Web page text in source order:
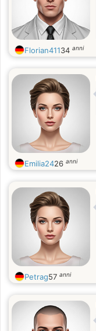
Florian41134 anni
Emilia2426 anni
Petrag57 anni